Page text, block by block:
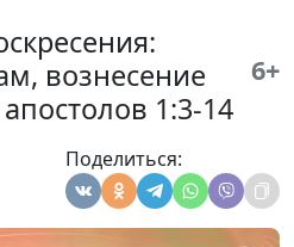
вознесение
1:3-14
6+
Поделиться:
по
Кириченко
Ирина
по